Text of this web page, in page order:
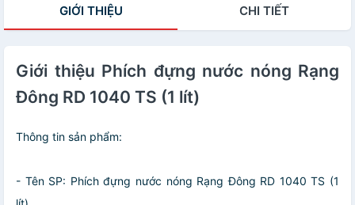
GIỚI THIỆU CHI TIẾT
Giới thiệu Phích đựng nước nóng Rạng
Đông RD 1040 TS (1 lít)
Thông tin sản phẩm:
- Tên SP: Phích đựng nước nóng Rạng Đông RD 1040 TS (1